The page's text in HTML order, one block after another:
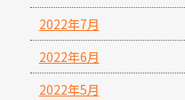
2022年7月
2022年6月
2022年5月